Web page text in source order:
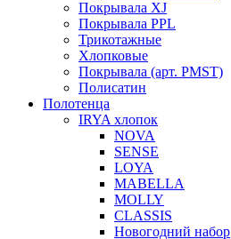
Покрывала XJ
Покрывала PPL
Трикотажные
Хлопковые
Покрывала (арт. PMST)
Полисатин
Полотенца
IRYA хлопок
NOVA
SENSE
LOYA
MABELLA
MOLLY
CLASSIS
Новогодний набор